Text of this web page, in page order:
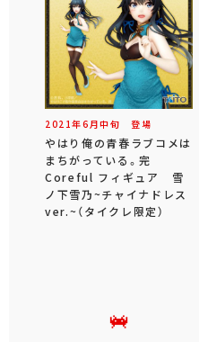
2021年6 月中旬 登場
やはり俺の青春ラブコメは
まちがっている。完
Coreful フィギュア 雪
ノ下雪乃~チャイナドレス
ver.~（タイクレ限定）